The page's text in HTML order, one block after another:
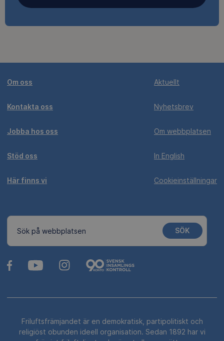
Om oss
Kontakta oss
Jobba hos oss
Stöd oss
Här finns vi
Aktuellt
Nyhetsbrev
Om webbplatsen
In English
Cookieinställningar
Sök på webbplatsen SÖK
Friluftsfrämjandet är en demokratisk, partipolitiskt och
religiöst obunden ideell organisation. Sedan 1892 har vi